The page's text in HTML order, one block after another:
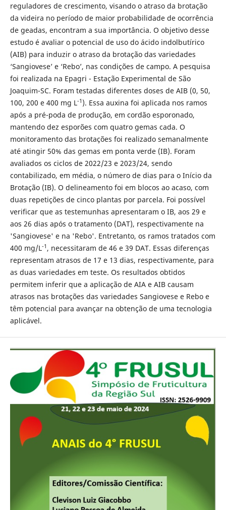
reguladores de crescimento, visando o atraso da brotação
da videira no período de maior probabilidade de ocorrência
de geadas, encontram a sua importância. O objetivo desse
estudo é avaliar o potencial de uso do ácido indolbutírico
(AIB) para induzir o atraso da brotação das variedades
‘Sangiovese’ e ‘Rebo’, nas condições de campo. A pesquisa
foi realizada na Epagri - Estação Experimental de São
Joaquim-SC. Foram testadas diferentes doses de AIB (0, 50,
100, 200 e 400 mg L-1 ). Essa auxina foi aplicada nos ramos
após a pré-poda de produção, em cordão esporonado,
mantendo dez esporões com quatro gemas cada. O
monitoramento das brotações foi realizado semanalmente
até atingir 50% das gemas em ponta verde (IB). Foram
avaliados os ciclos de 2022/23 e 2023/24, sendo
contabilizado, em média, o número de dias para o Início da
Brotação (IB). O delineamento foi em blocos ao acaso, com
duas repetições de cinco plantas por parcela. Foi possível
verificar que as testemunhas apresentaram o IB, aos 29 e
aos 26 dias após o tratamento (DAT), respectivamente na
'Sangiovese' e na 'Rebo'. Entretanto, os ramos tratados com
400 mg/L-1 , necessitaram de 46 e 39 DAT. Essas diferenças
representam atrasos de 17 e 13 dias, respectivamente, para
as duas variedades em teste. Os resultados obtidos
permitem inferir que a aplicação de AIA e AIB causam
atrasos nas brotações das variedades Sangiovese e Rebo e
têm potencial para avançar na obtenção de uma tecnologia
aplicável.